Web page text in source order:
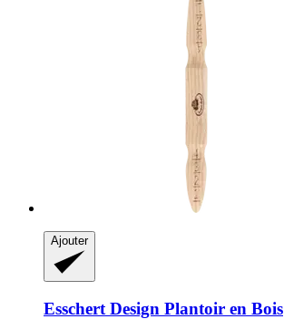
Ajouter
Esschert Design Plantoir en Bois